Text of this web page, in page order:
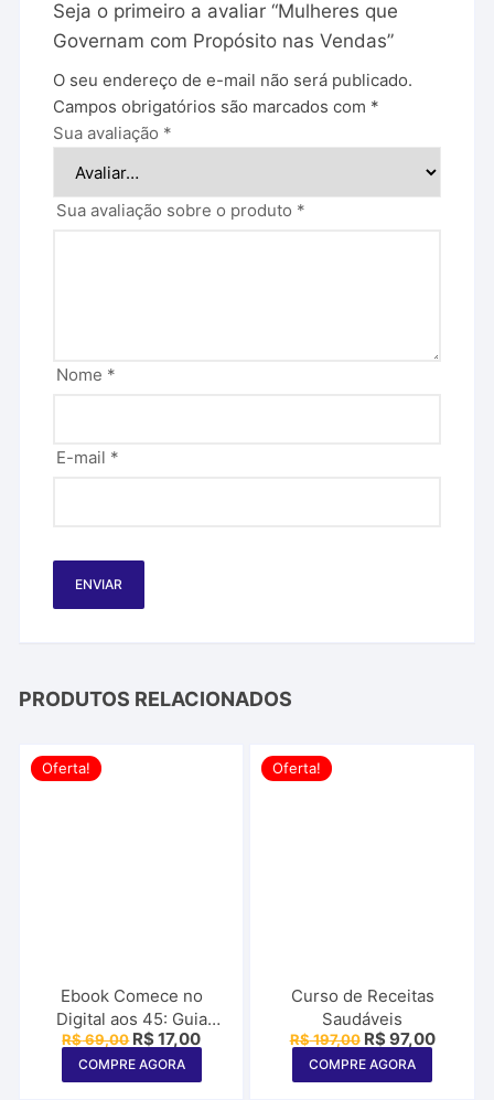
Seja o primeiro a avaliar “Mulheres que
Governam com Propósito nas Vendas”
O seu endereço de e-mail não será publicado.
Campos obrigatórios são marcados com *
Sua avaliação *
Sua avaliação sobre o produto *
Nome *
E-mail *
PRODUTOS RELACIONADOS
Oferta!
Ebook Comece no
Digital aos 45: Guia
Prático para Gerar
Renda Online
R$69,00 O
preço
original
era:
R$17,00O
preço
é:
COMPRE AGORA
Oferta!
Curso de Receitas
Saudáveis
R$197,00 O
preço
original
era:
R$97,00O
COMPRE AGORA